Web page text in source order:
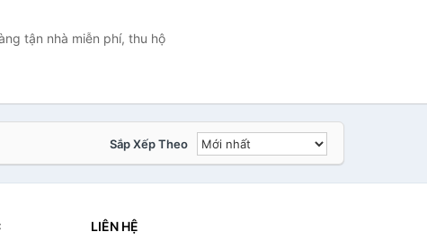
tận nhà miễn phí, thu hộ
Sắp Xếp Theo
LIÊN HỆ